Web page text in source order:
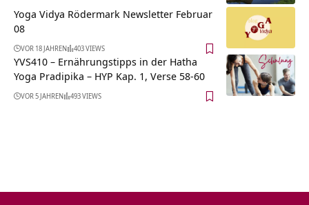
Yoga Vidya Rödermark Newsletter Februar
08
VOR 18 JAHREN 403 VIEWS
YVS410 – Ernährungstipps in der Hatha
Yoga Pradipika – HYP Kap. 1, Verse 58-60
VOR 5 JAHREN 493 VIEWS